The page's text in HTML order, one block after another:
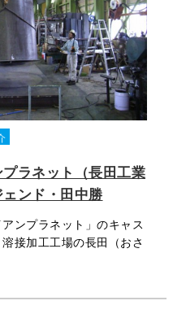
プラネット（長田工業
ンド・田中勝
ンプラネット」のキャス
接加工工場の長田（おさ